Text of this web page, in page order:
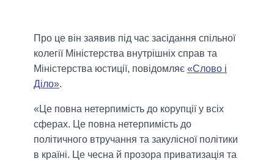
Про це він заявив під час засідання спільної
колегії Міністерства внутрішніх справ та
Міністерства юстиції, повідомляє «Слово і
Діло».
«Це повна нетерпимість до корупції у всіх
сферах. Це повна нетерпимість до
політичного втручання та закулісної політики
в країні. Це чесна й прозора приватизація та